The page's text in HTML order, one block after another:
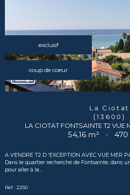
exclusif
coup de coeur
La Ciotat
(13600)
LA CIOTAT FONTSAINTE T2 VUE
54,16 m² - 470
A VENDRE T2 D 'EXCEPTION AVEC VUE MER
Dans le quartier recherché de Fontsainte, dans
pour aller à la...
Réf : 2250